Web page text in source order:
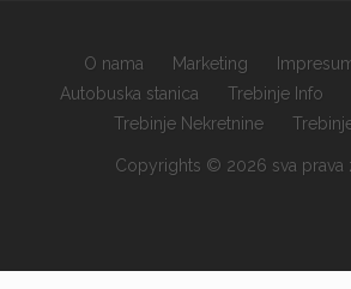
O nama Marketing
Autobuska stanica
Trebinje Info
Trebinje Nekretnine
Copyrights © 2026 sva prava